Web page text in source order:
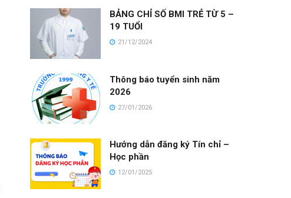
BẢNG CHỈ SỐ BMI TRẺ TỪ 5 –
19 TUỔI
21/12/2024
Thông báo tuyển sinh năm
2026
27/01/2026
Hướng dẫn đăng ký Tín chỉ –
Học phần
12/01/2025